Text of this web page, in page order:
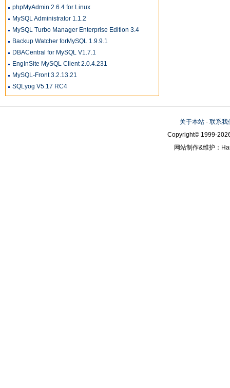
phpMyAdmin 2.6.4 for Linux
MySQL Administrator 1.1.2
MySQL Turbo Manager Enterprise Edition 3.4
Backup Watcher forMySQL 1.9.9.1
DBACentral for MySQL V1.7.1
EngInSite MySQL Client 2.0.4.231
MySQL-Front 3.2.13.21
SQLyog V5.17 RC4
关于本站 - 联系我
Copyright© 1999-
网站制作&维护：